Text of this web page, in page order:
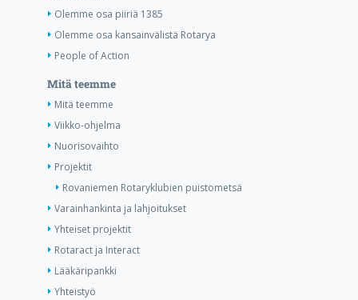
Olemme osa piiriä 1385
Olemme osa kansainvälistä Rotarya
People of Action
Mitä teemme
Mitä teemme
Viikko-ohjelma
Nuorisovaihto
Projektit
Rovaniemen Rotaryklubien puistometsä
Varainhankinta ja lahjoitukset
Yhteiset projektit
Rotaract ja Interact
Lääkäripankki
Yhteistyö